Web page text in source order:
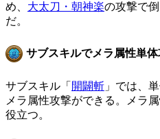
め、 大太刀・朝神楽の攻撃で
だ。
サブスキルでメラ属性単
サブスキル「 開闢斬 」では、
メラ属性攻撃ができる。メラ
役立つ。